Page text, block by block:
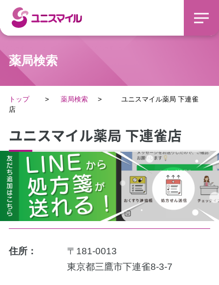
薬局検索
トップ 薬局検索
ユニスマイル薬局 下連雀
店
ユニスマイル薬局 下連雀店
住所：
〒181-0013
東京都三鷹市下連雀8-3-7